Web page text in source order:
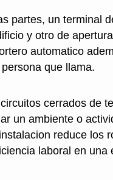
partes, un terminal
y otro de
automatico
que llama.
cerrados de
un ambiente o
reduce los
laboral en una